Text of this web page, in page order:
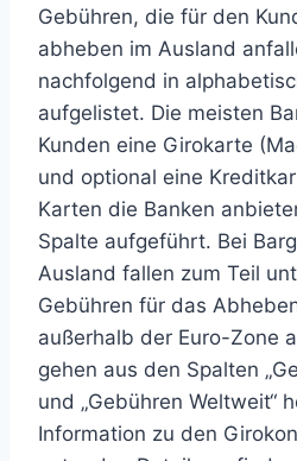
Gebühren, die für den
abheben im Ausland
nachfolgend in
aufgelistet. Die meisten
Kunden eine Girokarte
und optional eine
Karten die Banken
Spalte aufgeführt. Bei
Ausland fallen zum Teil
Gebühren für das
außerhalb der Euro-Zone
gehen aus den Spalten
und „Gebühren Weltweit“
Information zu den